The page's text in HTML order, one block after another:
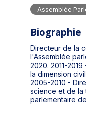
Assemblée
Biographie
Directeur de la
l'Assemblée
2020. 2011-
la dimension
2005-2010 -
science et de la
parlementaire